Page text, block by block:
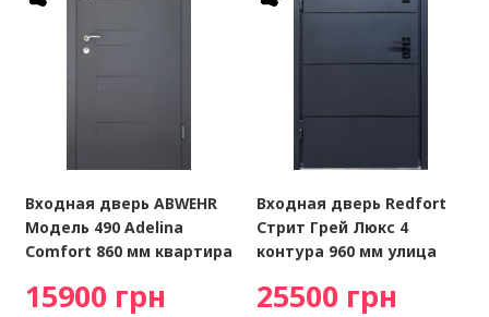
Входная дверь ABWEHR
Модель 490 Adelina
Comfort 860 мм квартира
15900 грн
Входная дверь Redfort
Стрит Грей Люкс 4
контура 960 мм улица
25500 грн